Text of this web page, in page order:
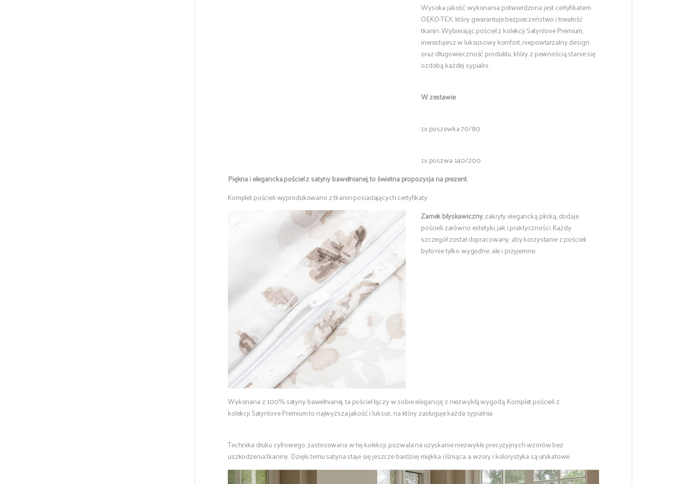
Wysoka jakość wykonania potwierdzona jest certyfikatem
OEKO-TEX, który gwarantuje bezpieczeństwo i trwałość
tkanin. Wybierając pościel z kolekcji Satynlove Premium,
inwestujesz w luksusowy komfort, niepowtarzalny design
oraz długowieczność produktu, który z pewnością stanie się
ozdobą każdej sypialni.
W zestawie
1x poszewka 70/80
1x poszwa 140/200
Piękna i elegancka pościel z satyny bawełnianej, to świetna propozycja na prezent.
Komplet pościeli wyprodukowano z tkanin posiadających certyfikaty:
Zamek błyskawiczny, zakryty elegancką pliską, dodaje
pościeli zarówno estetyki, jak i praktyczności. Każdy
szczegół został dopracowany, aby korzystanie z pościeli
było nie tylko wygodne, ale i przyjemne.
Wykonana z 100% satyny bawełnianej, ta pościel łączy w sobie elegancję z niezwykłą wygodą. Komplet pościeli z
kolekcji Satynlove Premium to najwyższa jakość i luksus, na który zasługuje każda sypialnia.
Technika druku cyfrowego, zastosowana w tej kolekcji, pozwala na uzyskanie niezwykle precyzyjnych wzorów bez
uszkodzenia tkaniny. Dzięki temu satyna staje się jeszcze bardziej miękka i lśniąca, a wzory i kolorystyka są unikatowe.